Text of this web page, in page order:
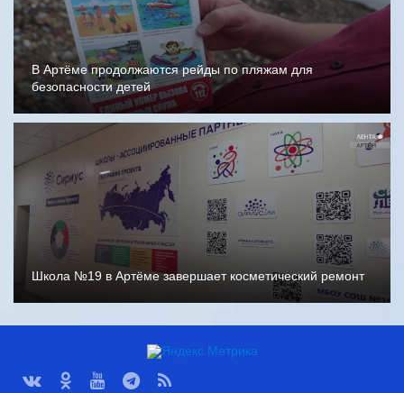
В Артёме продолжаются рейды по пляжам для
безопасности детей
Школа №19 в Артёме завершает косметический ремонт